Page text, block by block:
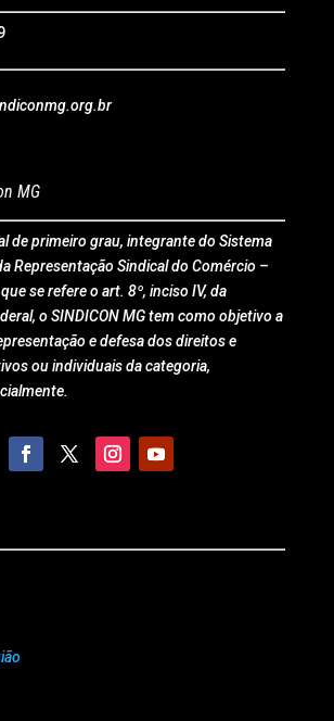
MG
de primeiro grau, integrante do Sistema
Representação Sindical do Comércio –
que se refere o art. 8º, inciso IV, da
o SINDICON MG tem como objetivo a
e defesa dos direitos e
ou individuais da categoria,